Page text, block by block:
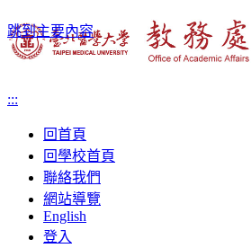
跳到主要內容
:::
回首頁
回學校首頁
聯絡我們
網站導覽
English
登入